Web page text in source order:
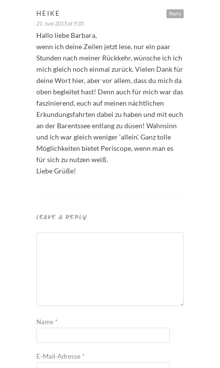
Reply
HEIKE
21. Juni 2015 at 9:35
Hallo liebe Barbara,
wenn ich deine Zeilen jetzt lese, nur ein paar
Stunden nach meiner Rückkehr, wünsche ich ich
mich gleich noch einmal zurück. Vielen Dank für
deine Wort hier, aber vor allem, dass du mich da
oben begleitet hast! Denn auch für mich war das
faszinierend, euch auf meinen nächtlichen
Erkundungsfahrten dabei zu haben und mit euch
an der Barentssee entlang zu düsen! Wahnsinn
und ich war gleich weniger ‘allein’. Ganz tolle
Möglichkeiten bietet Periscope, wenn man es
für sich zu nutzen weiß.
Liebe Grüße!
LEAVE A REPLY
Name *
E-Mail-Adresse *